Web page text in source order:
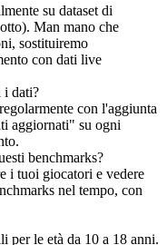
su dataset di
Man mano che
sostituiremo
con dati live
i dati?
con l'aggiunta
aggiornati" su ogni
benchmarks?
i tuoi giocatori e vedere
nel tempo, con
per le età da 10 a 18 anni.